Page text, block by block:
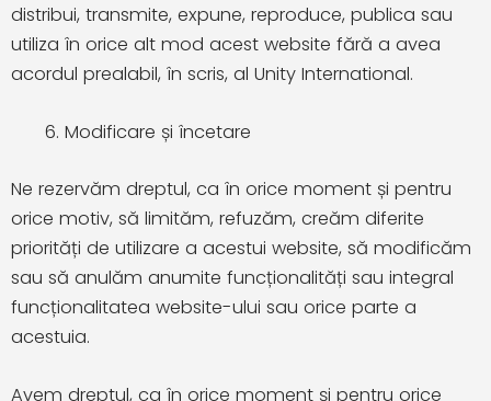
distribui, transmite, expune, reproduce, publica sau
utiliza în orice alt mod acest website fără a avea
acordul prealabil, în scris, al Unity International.
Modificare și încetare
Ne rezervăm dreptul, ca în orice moment și pentru
orice motiv, să limităm, refuzăm, creăm diferite
priorități de utilizare a acestui website, să modificăm
sau să anulăm anumite funcționalități sau integral
funcționalitatea website-ului sau orice parte a
acestuia.
Avem dreptul, ca în orice moment și pentru orice